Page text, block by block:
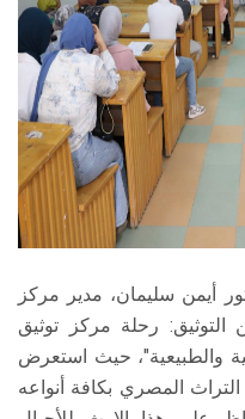
أيمن سليمان، مدير مركز
"20 عامًا من التوثيق: رحلة مركز توثيق
والطبيعية"، حيث استعرض
المصري بكافة أنواعه